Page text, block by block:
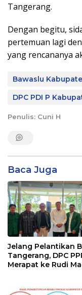
Tangerang.
Dengan begitu,
pertemuan lagi
yang rencananya
Bawaslu
DPC PDI P
Penulis: Cuni H
Baca Juga
Jelang Pelantikan
Tangerang, DPC
Merapat ke Rudi